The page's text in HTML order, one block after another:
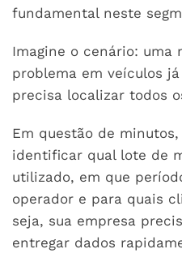
fundamental neste
Imagine o cenário:
problema em veículos
precisa localizar todos
Em questão de
identificar qual lote de
utilizado, em que
operador e para quais
seja, sua empresa
entregar dados